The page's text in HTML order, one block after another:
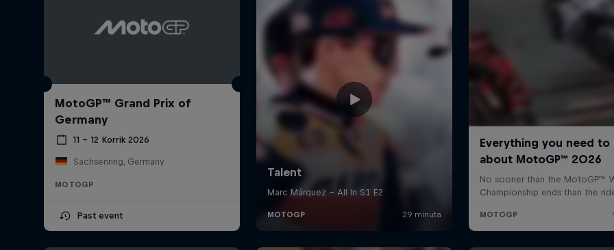
MotoGP™ Grand Prix of
Germany
11 – 12 Korrik 2026
Sachsenring, Germany
MOTOGP
Past event